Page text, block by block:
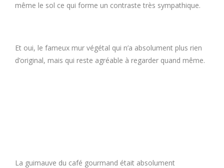
même le sol ce qui forme un contraste très sympathique.
Et oui, le fameux mur végétal qui n’a absolument plus rien
d’original, mais qui reste agréable à regarder quand même.
La guimauve du café gourmand était absolument